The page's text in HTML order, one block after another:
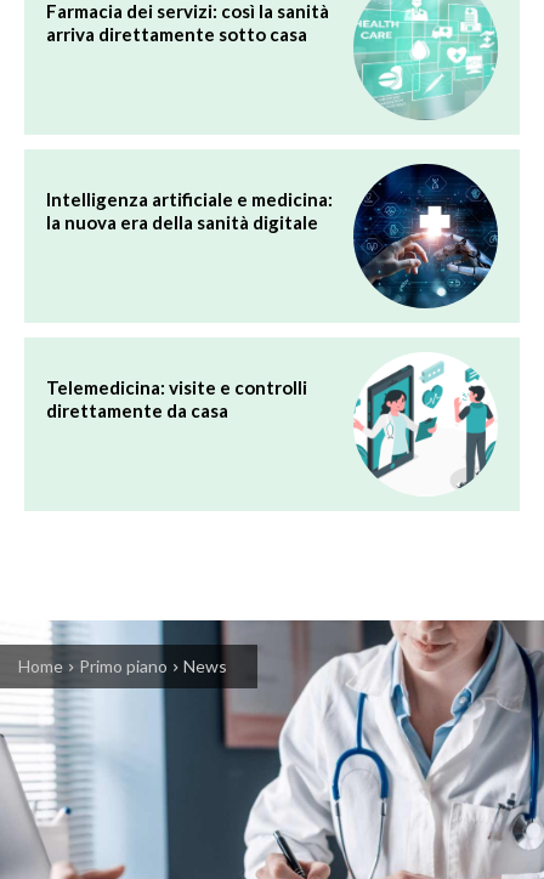
Farmacia dei servizi: così la sanità
arriva direttamente sotto casa
Intelligenza artificiale e medicina:
la nuova era della sanità digitale
Telemedicina: visite e controlli
direttamente da casa